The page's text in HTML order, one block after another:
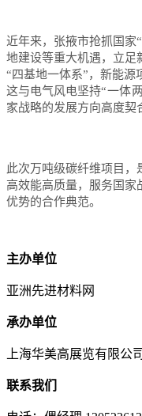
近年来，张掖市抢抓国家
地建设等重大机遇，立足
“四基地一体系”，新能源
这与电气风电坚持“一体
家战略的发展方向高度契
此次万吨级碳纤维项目，
高效能高质量，服务国家
优势的合作典范。
主办单位
亚洲先进材料网
承办单位
上海华美高展览有限公司
联系我们